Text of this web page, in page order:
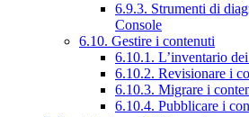
6.9.3. Strumenti di
Console
6.10. Gestire i contenuti
6.10.1. L’inventario
6.10.2. Revisionare i
6.10.3. Migrare i
6.10.4. Pubblicare i